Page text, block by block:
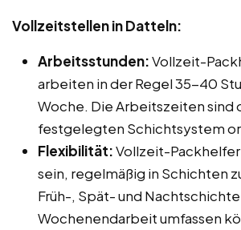
Vollzeitstellen in Datteln:
Arbeitsstunden:Vollzeit-
arbeiten in der Regel 35-40
Woche. Die Arbeitszeiten sind
festgelegten Schichtsystem
Flexibilität:Vollzeit-
sein, regelmäßig in Schichten
Früh-, Spät- und
Wochenendarbeit umfassen